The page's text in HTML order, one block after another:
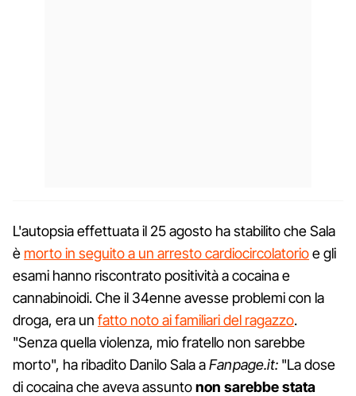
L'autopsia effettuata il 25 agosto ha stabilito che Sala
è morto in seguito a un arresto cardiocircolatorioe gli
esami hanno riscontrato positività a cocaina e
cannabinoidi. Che il 34enne avesse problemi con la
droga, era un fatto noto ai familiari del ragazzo.
"Senza quella violenza, mio fratello non sarebbe
morto", ha ribadito Danilo Sala aFanpage.it:"La dose
di cocaina che aveva assuntonon sarebbe stata